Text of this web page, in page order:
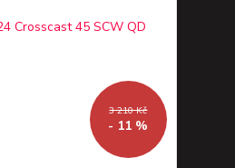
3 210 Kč
- 11 %